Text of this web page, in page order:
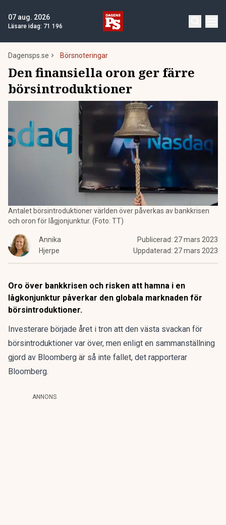
07 aug. 2026
Läsare idag: 71 196
Dagensps.se Börsnoteringar
Den finansiella oron ger färre
börsintroduktioner
Antalet börsintroduktioner världen över påverkas av bankkrisen
och oron för lågjonjunktur. (Foto: TT)
Annika
Hjerpe
Publicerad: 27 mars 2023
Uppdaterad: 27 mars 2023
Oro över bankkrisen och risken att hamna i en
lågkonjunktur påverkar den globala marknaden för
börsintroduktioner.
Investerare började året i tron att den västa svackan för
börsintroduktioner var över, men enligt en sammanställning
gjord av Bloomberg är så inte fallet, det rapporterar
Bloomberg.
ANNONS